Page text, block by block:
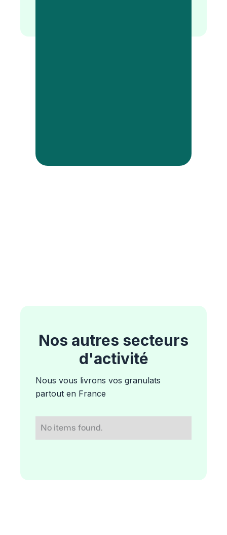
Nos autres secteurs
d'activité
Nous vous livrons vos granulats
partout en France
No items found.